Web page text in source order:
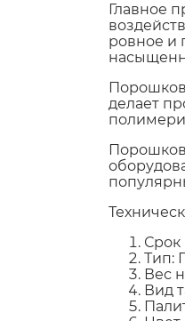
Главное
ровное и
делает
Срок
Тип:
Вес
Вид